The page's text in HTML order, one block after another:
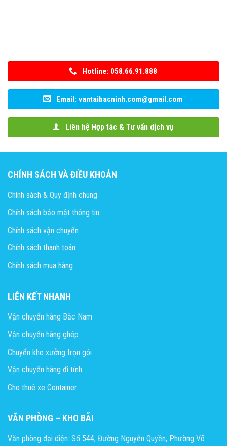
Hotline: 058.66.91.888
Email: vantaibacninh.com@gmail.com
Liên hệ Hợp tác & Tư vấn dịch vụ
CHÍNH SÁCH VÀ ĐIỀU KHOẢN
Chính sách & Quy định chung
Chính sách bảo mật thông tin
Chính sách vận chuyển
Chính sách thanh toán
Chính sách mua hàng
LIÊN KẾT NHANH
Vận chuyển hàng Bắc Nam
Vận chuyển hàng ghép
Chuyển kho xưởng trọn gói
Vận chuyển hàng đi tỉnh
Cho thuê xe Container
VĂN PHÒNG – KHO BÃI
Văn phòng đại diện: Số 544, Đường Nguyễn Quyền, Phường Võ